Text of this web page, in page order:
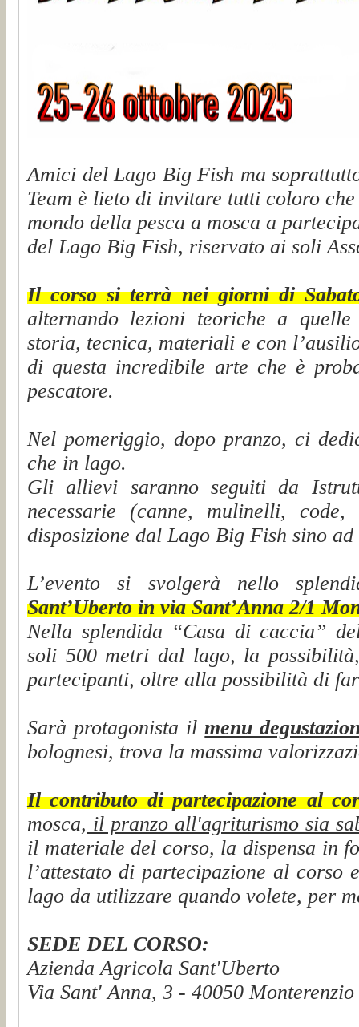
Amici del Lago Big Fish ma
Team è lieto di invitare tutti coloro
mondo della pesca a mosca a
del Lago Big Fish, riservato ai soli
Il corso si terrà nei giorni di
alternando lezioni teoriche a
storia, tecnica, materiali e con
di questa incredibile arte che è
pescatore.
Nel pomeriggio, dopo pranzo, ci
che in lago.
Gli allievi saranno seguiti da
necessarie (canne, mulinelli,
disposizione dal Lago Big Fish sino ad
L’evento si svolgerà nello
Sant’Uberto in via Sant’Anna 2/1
Nella splendida “Casa di caccia”
soli 500 metri dal lago, la
partecipanti, oltre alla possibilità di
Sarà protagonista ilmenu
bolognesi, trova la massima
Il contributo di partecipazione al
mosca, il pranzo all'agriturismo sia
il materiale del corso, la dispensa in
l’attestato di partecipazione al corso
lago da utilizzare quando volete, per
SEDE DEL CORSO:
Azienda Agricola Sant'Uberto
Via Sant' Anna, 3 - 40050